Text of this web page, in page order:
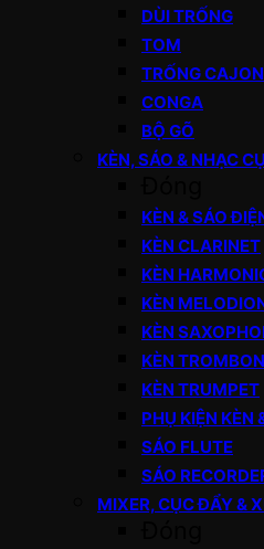
DÙI TRỐNG
TOM
TRỐNG CAJON
CONGA
BỘ GÕ
KÈN, SÁO & NHẠC
KÈN & SÁO
KÈN CLARINET
KÈN
KÈN
KÈN
KÈN
KÈN TRUMPET
PHỤ KIỆN KÈN
SÁO FLUTE
SÁO
MIXER, CỤC ĐẨY &